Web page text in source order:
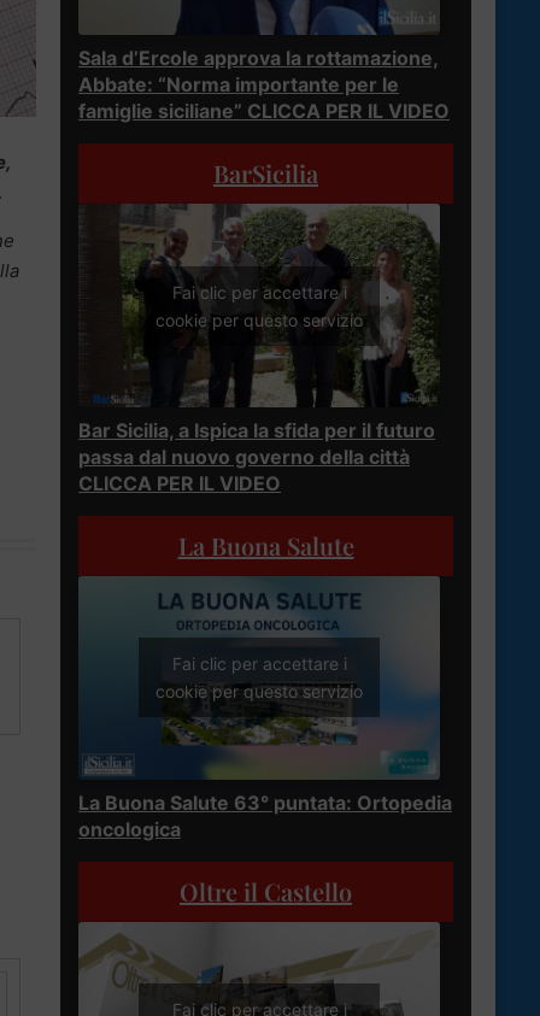
Sala d’Ercole approva la rottamazione,
Abbate: “Norma importante per le
famiglie siciliane” CLICCA PER IL VIDEO
BarSicilia
Fai clic per accettare i
cookie per questo servizio
Bar Sicilia, a Ispica la sfida per il futuro
passa dal nuovo governo della città
CLICCA PER IL VIDEO
La Buona Salute
Fai clic per accettare i
cookie per questo servizio
La Buona Salute 63° puntata: Ortopedia
oncologica
Oltre il Castello
Fai clic per accettare i